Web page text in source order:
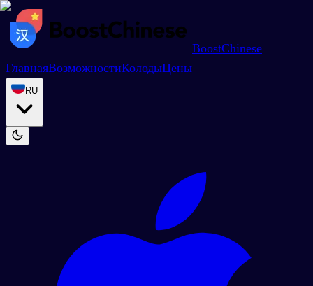
BoostChinese
ГлавнаяВозможностиКолодыЦены
RU